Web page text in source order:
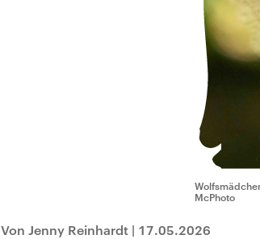
McPhoto
Von Jenny Reinhardt | 17.05.2026